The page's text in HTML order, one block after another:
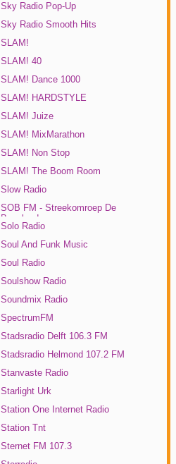
Sky Radio Pop-Up
Sky Radio Smooth Hits
SLAM!
SLAM! 40
SLAM! Dance 1000
SLAM! HARDSTYLE
SLAM! Juize
SLAM! MixMarathon
SLAM! Non Stop
SLAM! The Boom Room
Slow Radio
SOB FM - Streekomroep De
Bevelanden
Solo Radio
Soul And Funk Music
Soul Radio
Soulshow Radio
Soundmix Radio
SpectrumFM
Stadsradio Delft 106.3 FM
Stadsradio Helmond 107.2 FM
Stanvaste Radio
Starlight Urk
Station One Internet Radio
Station Tnt
Sternet FM 107.3